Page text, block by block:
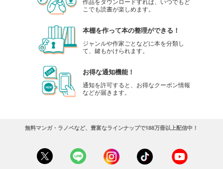
こでも読書が楽しめます。
本棚を作って本の整理ができる！
ジャンルや作家ごとなどに本を分類し
て、鍵もかけられます。
お得な通知機能！
通知を許可すると、お得なクーポン情報
などが届きます。
無料マンガ・ラノベなど、豊富なラインナップで188万冊以上配信中！